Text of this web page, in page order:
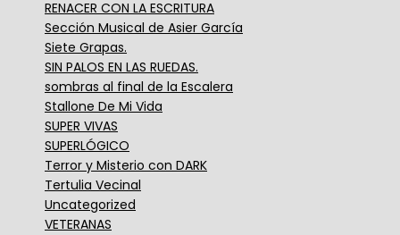
RENACER CON LA ESCRITURA
Sección Musical de Asier García
Siete Grapas.
SIN PALOS EN LAS RUEDAS.
sombras al final de la Escalera
Stallone De Mi Vida
SUPER VIVAS
SUPERLÓGICO
Terror y Misterio con DARK
Tertulia Vecinal
Uncategorized
VETERANAS